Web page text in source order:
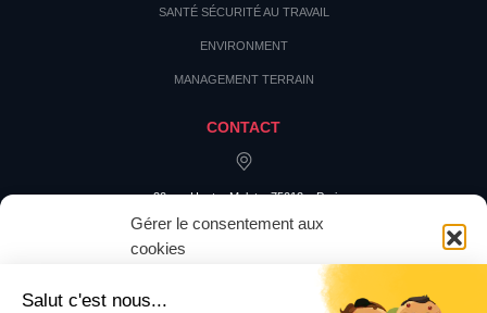
Gérer le consentement aux
cookies
Pour offrir les meilleures expériences, nous utilisons des technologies
SANTÉ SÉCURITÉ AU TRAVAIL
ENVIRONMENT
MANAGEMENT TERRAIN
CONTACT
20 rue Hector Malot – 75012 – Paris